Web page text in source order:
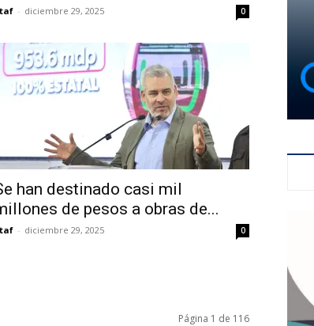
- diciembre 29, 2025 0
han destinado casi mil
de pesos a obras de...
- diciembre 29, 2025 0
Página 1 de 116